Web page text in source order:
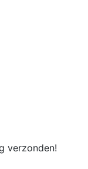
verzonden!